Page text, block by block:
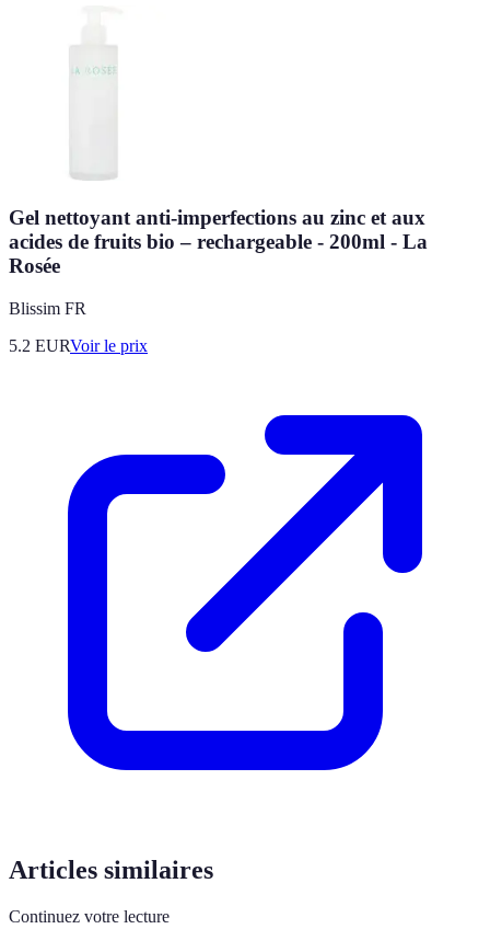
Gel nettoyant anti-imperfections au zinc et aux
acides de fruits bio – rechargeable - 200ml - La
Rosée
Blissim FR
5.2 EURVoir le prix
Articles similaires
Continuez votre lecture